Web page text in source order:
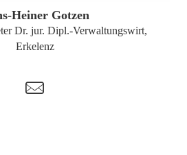
Heiner Gotzen
Dr. jur. Dipl.-Verwaltungswirt,
Erkelenz
t